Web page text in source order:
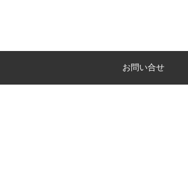
お問い合せ